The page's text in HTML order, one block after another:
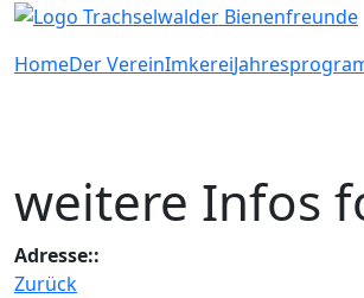
HomeDer VereinImkerei
weitere Infos
Adresse::
Zurück